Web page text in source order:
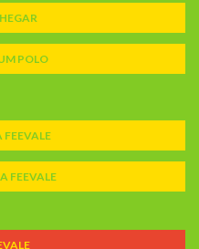
POLO
FEEVALE
FEEVALE